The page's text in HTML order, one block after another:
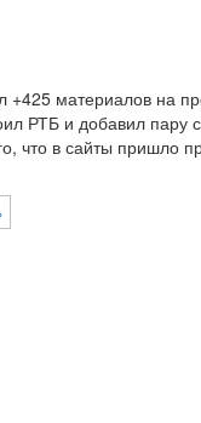
+425 материалов на
РТБ и добавил пару
что в сайты пришло